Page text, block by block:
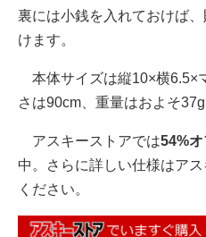
裏には小銭を入れておけば
けます。
本体サイズは縦10×横6.5×
さは90cm、重量はおよそ37g
アスキーストアでは54%オ
中。さらに詳しい仕様はア
ください。